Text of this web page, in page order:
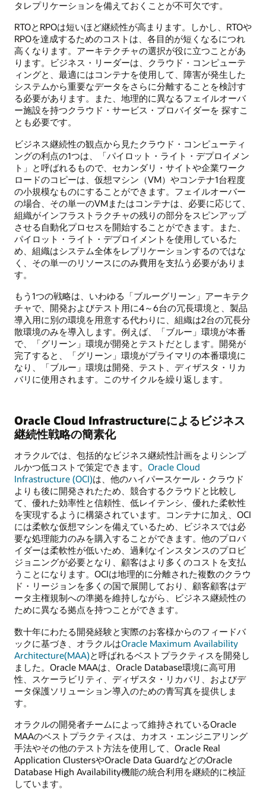
タレプリケーションを備えておくことが不可欠です。
RTOとRPOは短いほど継続性が高まります。しかし、RTOや
RPOを達成するためのコストは、各目的が短くなるにつれ
高くなります。アーキテクチャの選択が役に立つことがあ
ります。ビジネス・リーダーは、クラウド・コンピューテ
ィングと、最適にはコンテナを使用して、障害が発生した
システムから重要なデータをさらに分離することを検討す
る必要があります。また、地理的に異なるフェイルオーバ
ー施設を持つクラウド・サービス・プロバイダーを 探すこ
とも必要です。
ビジネス継続性の観点から見たクラウド・コンピューティ
ングの利点の1つは、「パイロット・ライト・デプロイメン
ト」と呼ばれるもので、セカンダリ・サイトや企業ワーク
ロードのコピーは、仮想マシン（VM）やコンテナ1台程度
の小規模なものにすることができます。フェイルオーバー
の場合、その単一のVMまたはコンテナは、必要に応じて、
組織がインフラストラクチャの残りの部分をスピンアップ
させる自動化プロセスを開始することができます。また、
パイロット・ライト・デプロイメントを使用しているた
め、組織はシステム全体をレプリケーションするのではな
く、その単一のリソースにのみ費用を支払う必要がありま
す。
もう1つの戦略は、いわゆる「ブルーグリーン」アーキテク
チャで、開発およびテスト用に4～6台の冗長環境と、製品
導入用に別の環境を用意する代わりに、組織は2台の冗長分
散環境のみを導入します。例えば、「ブルー」環境が本番
で、「グリーン」環境が開発とテストだとします。開発が
完了すると、「グリーン」環境がプライマリの本番環境に
なり、「ブルー」環境は開発、テスト、ディザスタ・リカ
バリに使用されます。このサイクルを繰り返します。
Oracle Cloud Infrastructureによるビジネス
継続性戦略の簡素化
オラクルでは、包括的なビジネス継続性計画をよりシンプ
ルかつ低コストで策定できます。 Oracle Cloud
Infrastructure (OCI)は、他のハイパースケール・クラウド
よりも後に開発されたため、競合するクラウドと比較し
て、優れた効率性と信頼性、低レイテンシ、優れた柔軟性
を実現するように構築されています。コンテナに加え、OCI
には柔軟な仮想マシンを備えているため、ビジネスでは必
要な処理能力のみを購入することができます。他のプロバ
イダーは柔軟性が低いため、過剰なインスタンスのプロビ
ジョニングが必要となり、顧客はより多くのコストを支払
うことになります。OCIは地理的に分離された複数のクラウ
ド・リージョンを多くの国で展開しており、顧客顧客はデ
ータ主権規制への準拠を維持しながら、ビジネス継続性の
ために異なる拠点を持つことができます。
数十年にわたる開発経験と実際のお客様からのフィードバ
ックに基づき、オラクルはOracle Maximum Availability
Architecture(MAA)と呼ばれるベストプラクティスを開発し
ました。Oracle MAAは、Oracle Database環境に高可用
性、スケーラビリティ、ディザスタ・リカバリ、およびデ
ータ保護ソリューション導入のための青写真を提供しま
す。
オラクルの開発者チームによって維持されているOracle
MAAのベストプラクティスは、カオス・エンジニアリング
手法やその他のテスト方法を使用して、Oracle Real
Application ClustersやOracle Data GuardなどのOracle
Database High Availability機能の統合利用を継続的に検証
しています。